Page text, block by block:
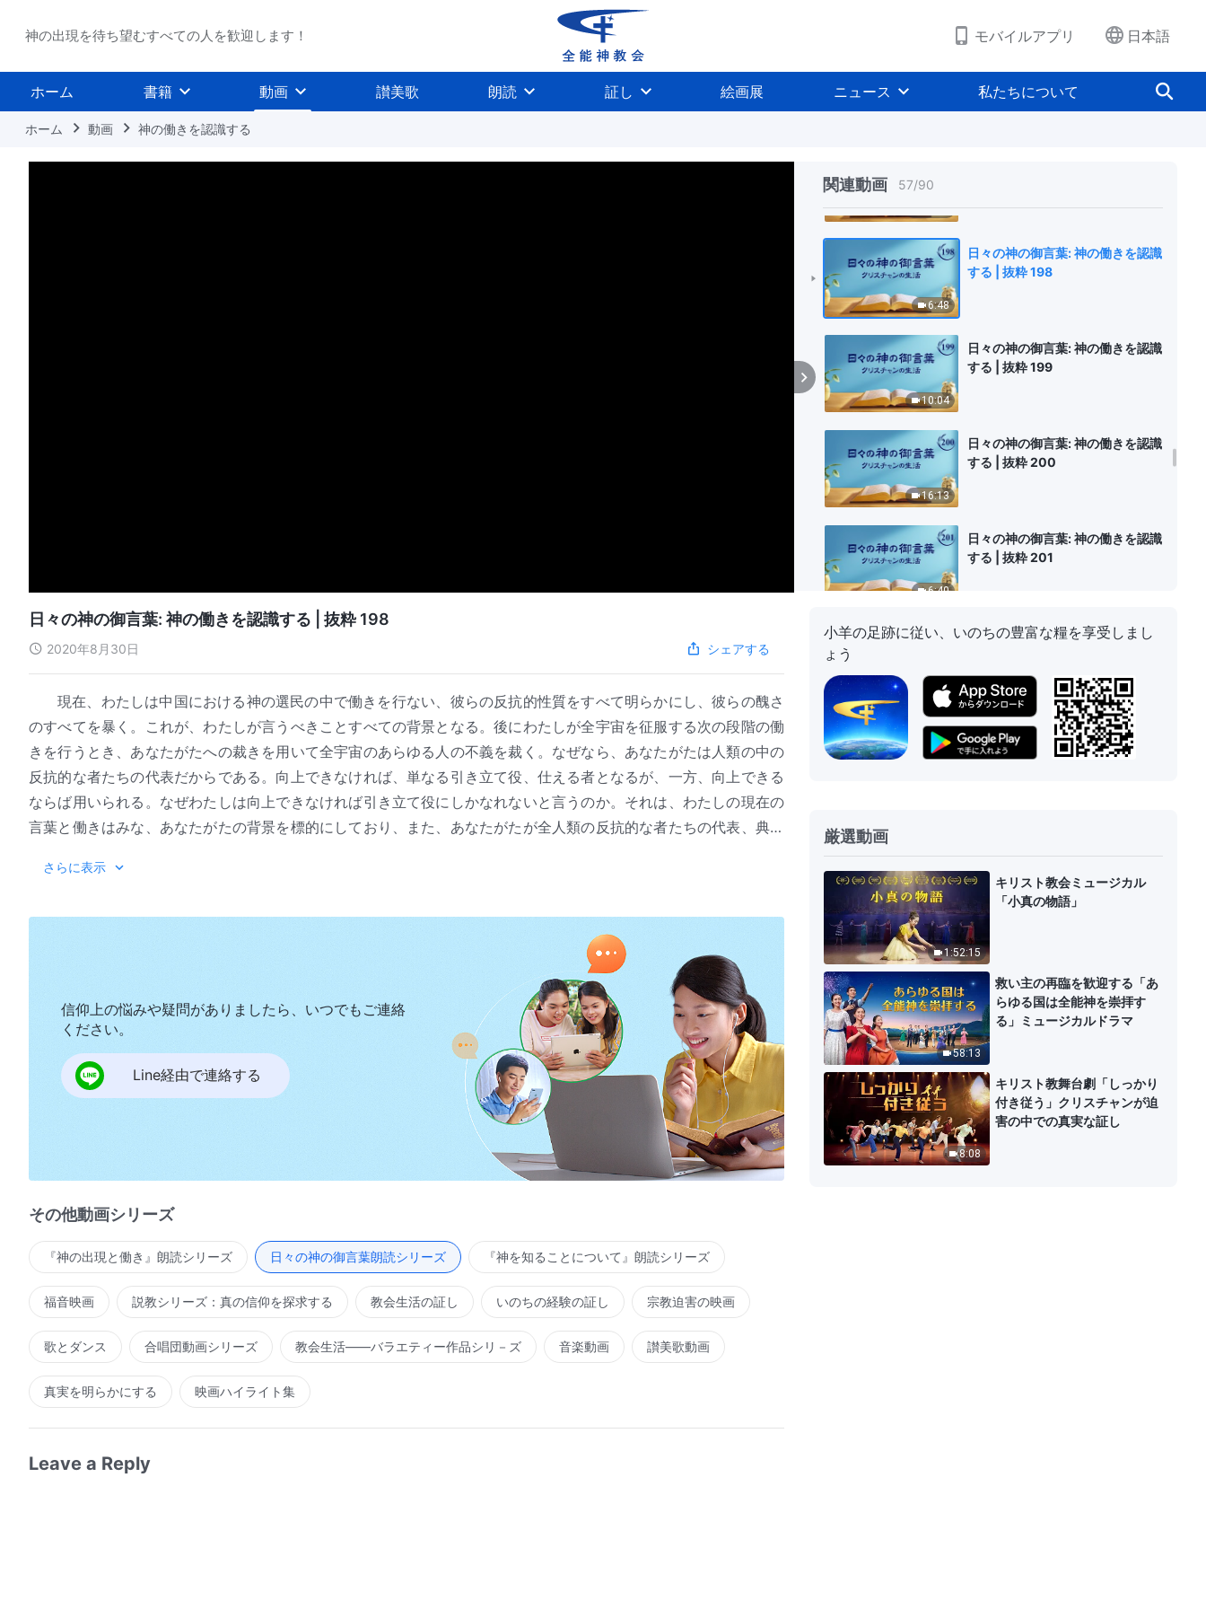
神の出現を待ち望むすべての人を歓迎します！ モバイルアプリ 日本語
ホーム 書籍 動画 讃美歌 朗読 証し 絵画展 ニュース 私たちについて
ホーム 動画 神の働きを認識する
関連動画 57/90
8:32
18:33
6:48
日々の神の御言葉: 神の働きを認識
する | 抜粋 198
10:04
日々の神の御言葉: 神の働きを認識
する | 抜粋 199
16:13
日々の神の御言葉: 神の働きを認識
する | 抜粋 200
6:40
日々の神の御言葉: 神の働きを認識
する | 抜粋 201
12:22
日々の神の御言葉: 神の働きを認識
日々の神の御言葉: 神の働きを認識
する | 抜粋 203
11:52
8:53
日々の神の御言葉: 神の働きを認識
する | 抜粋 205
11:25
日々の神の御言葉: 神の働きを認識
する | 抜粋 206
11:21
日々の神の御言葉: 神の働きを認識
する | 抜粋 207
日々の神の御言葉: 神の働きを認識する | 抜粋 198
2020年8月30日 シェアする
現在、わたしは中国における神の選民の中で働きを行ない、彼らの反抗的性質をすべて明らかにし、彼らの醜さ
のすべてを暴く。これが、わたしが言うべきことすべての背景となる。後にわたしが全宇宙を征服する次の段階の働
きを行うとき、あなたがたへの裁きを用いて全宇宙のあらゆる人の不義を裁く。なぜなら、あなたがたは人類の中の
反抗的な者たちの代表だからである。向上できなければ、単なる引き立て役、仕える者となるが、一方、向上できる
ならば用いられる。なぜわたしは向上できなければ引き立て役にしかなれないと言うのか。それは、わたしの現在の
言葉と働きはみな、あなたがたの背景を標的にしており、また、あなたがたが全人類の反抗的な者たちの代表、典型
用いる。しかしその時、あなたはそれらを獲得していないであろう。それではあなたは引き立て役になるのではない
たがたは原型であり先例だからである。しかし、わたしは意図的にあなたがたを最初から捨てようとして始めたので
救いようのない者であることを証明する
ならば、あなたがたはただの道具、引き立て役になるのではないのか。かつてわたしは、わたしの知恵はサタンの計
略に基づいて実行されると言った。なぜそう言ったのか。それは、わたしが今言っていること、行っていることの背
後にある真実ではないのか。もしあなたが向上することができず、完全にされるのではなく、むしろ罰されるのな
ら、引き立て役になるのではないのか。あなたは時に応じて充分に苦しんだかもしれない。しかし今なお、あなたは
何も解かっていない。あなたはいのちに関連するあらゆることについて無知である。罰せられ裁かれたにもかかわら
ず、まったく変わらず、あなたの奥底ではまだいのちを獲得していない。あなたの働きを試す時が来ると、あなたは
火のように激しい試練と、さらに大きな患難を体験する。この火はあなたの全存在を灰にする。いのちを持たない者
として、内に一かけらの純金も持たない者として、いまだに古い堕落した性質から抜け出せない者として、引き立て
役としてでさえ良い仕事ができない者として、どうしてあなたが取り除かれないことなどありえようか。一文の価値
もなく、いのちを持たない者のために、征服の働きが何の役に立つのか。その時が来ると、あなたがたの日々はノア
やソドムよりも困難になる。その時あなたの祈りは何の役にもたたない。救いの働きがすでに終わっているのに、ど
うして後で戻ってきて最初から悔い改めることができるというのか。一度すべての救いの働きが完了すれば、それで
終わりである。その時には、邪悪な者たちを罰する働きが開始される。あなたは抵抗し、逆らい、自分で悪だと分か
っていることをする。あなたは厳しい罰の対象ではないのか。わたしは、あなたのためにこのことを今日、一字一句
説明している。あなたが耳を傾けないのなら、後に患難があなたに臨む時にやっと後悔し、信じ始めたところで、そ
れはもう遅過ぎるのではないのか。わたしは今日、あなたに悔い改める機会を与えているが、あなたはそのつもりは
ない。あとどれほど待つつもりなのか。刑罰の日までか。わたしは今日、あなたの過去の背きを憶えてはいない。わ
たしはあなたを幾度も幾度も赦し、あなたの消極的な面から目をそらし、あなたの積極的な面だけに目を留める。な
ぜなら、わたしの現在の言葉と働きはすべて、あなたを救うためであり、わたしはあなたに対して何の悪意もないか
さらに表示
信仰上の悩みや疑問がありましたら、いつでもご連絡
ください。
Line経由で連絡する
その他動画シリーズ
『神の出現と働き』朗読シリーズ 日々の神の御言葉朗読シリーズ 『神を知ることについて』朗読シリーズ
福音映画 説教シリーズ：真の信仰を探求する 教会生活の証し いのちの経験の証し 宗教迫害の映画
歌とダンス 合唱団動画シリーズ 教会生活――バラエティー作品シリ－ズ 音楽動画 讃美歌動画
真実を明らかにする 映画ハイライト集
Leave a Reply
小羊の足跡に従い、いのちの豊富な糧を享受しまし
ょう
厳選動画
1:52:15
キリスト教会ミュージカル
「小真の物語」
58:13
救い主の再臨を歓迎する「あ
らゆる国は全能神を崇拝す
る」ミュージカルドラマ
8:08
キリスト教舞台劇「しっかり
付き従う」クリスチャンが迫
害の中での真実な証し